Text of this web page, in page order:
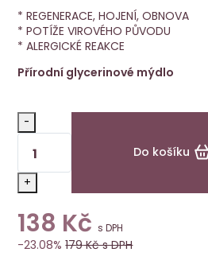
* REGENERACE, HOJENÍ, OBNOVA
* POTÍŽE VIROVÉHO PŮVODU
* ALERGICKÉ REAKCE
Přírodní glycerinové mýdlo
-
+
Do košíku
138 Kčs DPH
-23.08% 179Kč s DPH